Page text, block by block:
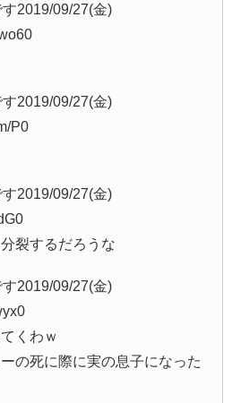
2019/09/27(金)
2019/09/27(金)
P0
2019/09/27(金)
裂するだろうな
2019/09/27(金)
くわｗ
の死に際に実の息子になった